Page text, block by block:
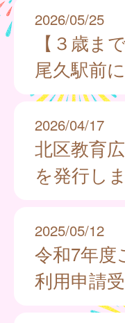
2026/05/25
【３歳ま
尾久駅前
2026/04/17
北区教育
を発行し
2025/05/12
令和7年度
利用申請